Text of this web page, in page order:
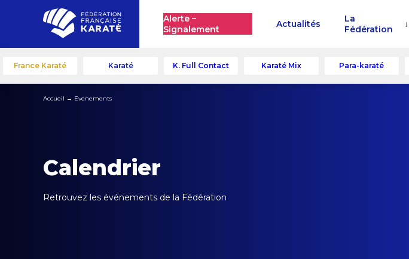
Alerte –
Signalement
Actualités
La
Fédération
France Karaté Karaté K. Full Contact Karaté Mix Para-karaté
Accueil → Evenements
Calendrier
Retrouvez les événements de la Fédération